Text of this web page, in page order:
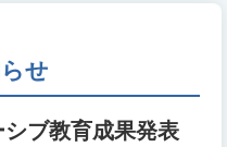
せ
ブ教育成果発表